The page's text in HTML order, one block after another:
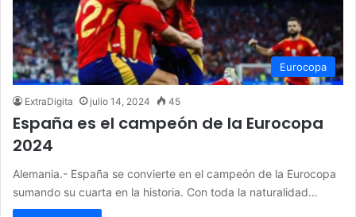
Eurocopa
ExtraDigita julio 14, 2024 45
España es el campeón de la Eurocopa
2024
Alemania.- España se convierte en el campeón de la Eurocopa
sumando su cuarta en la historia. Con toda la naturalidad…